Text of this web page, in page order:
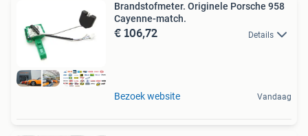
Brandstofmeter. Originele Porsche 958
Cayenne-match.
€ 106,72 Details
Bezoek website Vandaag